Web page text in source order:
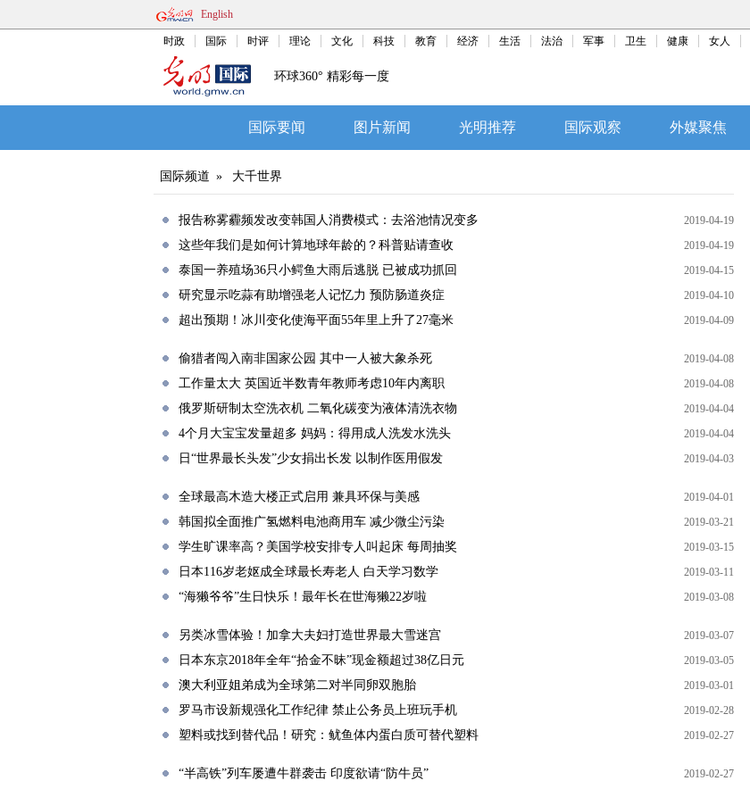
English
时政 国际 时评 理论 文化 科技 教育 经济 生活 法治 军事 卫生 健康 女人
环球360° 精彩每一度
国际要闻 图片新闻 光明推荐 国际观察 外媒聚焦
国际频道 » 大千世界
报告称雾霾频发改变韩国人消费模式：去浴池情况变多 2019-04-19
这些年我们是如何计算地球年龄的？科普贴请查收 2019-04-19
泰国一养殖场36只小鳄鱼大雨后逃脱 已被成功抓回 2019-04-15
研究显示吃蒜有助增强老人记忆力 预防肠道炎症 2019-04-10
超出预期！冰川变化使海平面55年里上升了27毫米 2019-04-09
偷猎者闯入南非国家公园 其中一人被大象杀死 2019-04-08
工作量太大 英国近半数青年教师考虑10年内离职 2019-04-08
俄罗斯研制太空洗衣机 二氧化碳变为液体清洗衣物 2019-04-04
4个月大宝宝发量超多 妈妈：得用成人洗发水洗头 2019-04-04
日“世界最长头发”少女捐出长发 以制作医用假发 2019-04-03
全球最高木造大楼正式启用 兼具环保与美感 2019-04-01
韩国拟全面推广氢燃料电池商用车 减少微尘污染 2019-03-21
学生旷课率高？美国学校安排专人叫起床 每周抽奖 2019-03-15
日本116岁老妪成全球最长寿老人 白天学习数学 2019-03-11
“海獭爷爷”生日快乐！最年长在世海獭22岁啦 2019-03-08
另类冰雪体验！加拿大夫妇打造世界最大雪迷宫 2019-03-07
日本东京2018年全年“拾金不昧”现金额超过38亿日元 2019-03-05
澳大利亚姐弟成为全球第二对半同卵双胞胎 2019-03-01
罗马市设新规强化工作纪律 禁止公务员上班玩手机 2019-02-28
塑料或找到替代品！研究：鱿鱼体内蛋白质可替代塑料 2019-02-27
“半高铁”列车屡遭牛群袭击 印度欲请“防牛员” 2019-02-27